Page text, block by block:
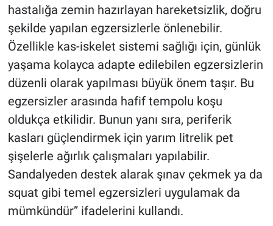
hastalığa zemin hazırlayan hareketsizlik, doğru
şekilde yapılan egzersizlerle önlenebilir.
Özellikle kas-iskelet sistemi sağlığı için, günlük
yaşama kolayca adapte edilebilen egzersizlerin
düzenli olarak yapılması büyük önem taşır. Bu
egzersizler arasında hafif tempolu koşu
oldukça etkilidir. Bunun yanı sıra, periferik
kasları güçlendirmek için yarım litrelik pet
şişelerle ağırlık çalışmaları yapılabilir.
Sandalyeden destek alarak şınav çekmek ya da
squat gibi temel egzersizleri uygulamak da
mümkündür” ifadelerini kullandı.